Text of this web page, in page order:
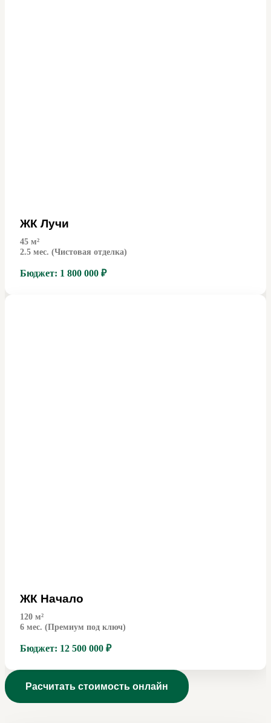
ЖК Лучи
45 м²
2.5 мес. (Чистовая отделка)
Бюджет: 1 800 000 ₽
ЖК Начало
120 м²
6 мес. (Премиум под ключ)
Бюджет: 12 500 000 ₽
Расчитать стоимость онлайн